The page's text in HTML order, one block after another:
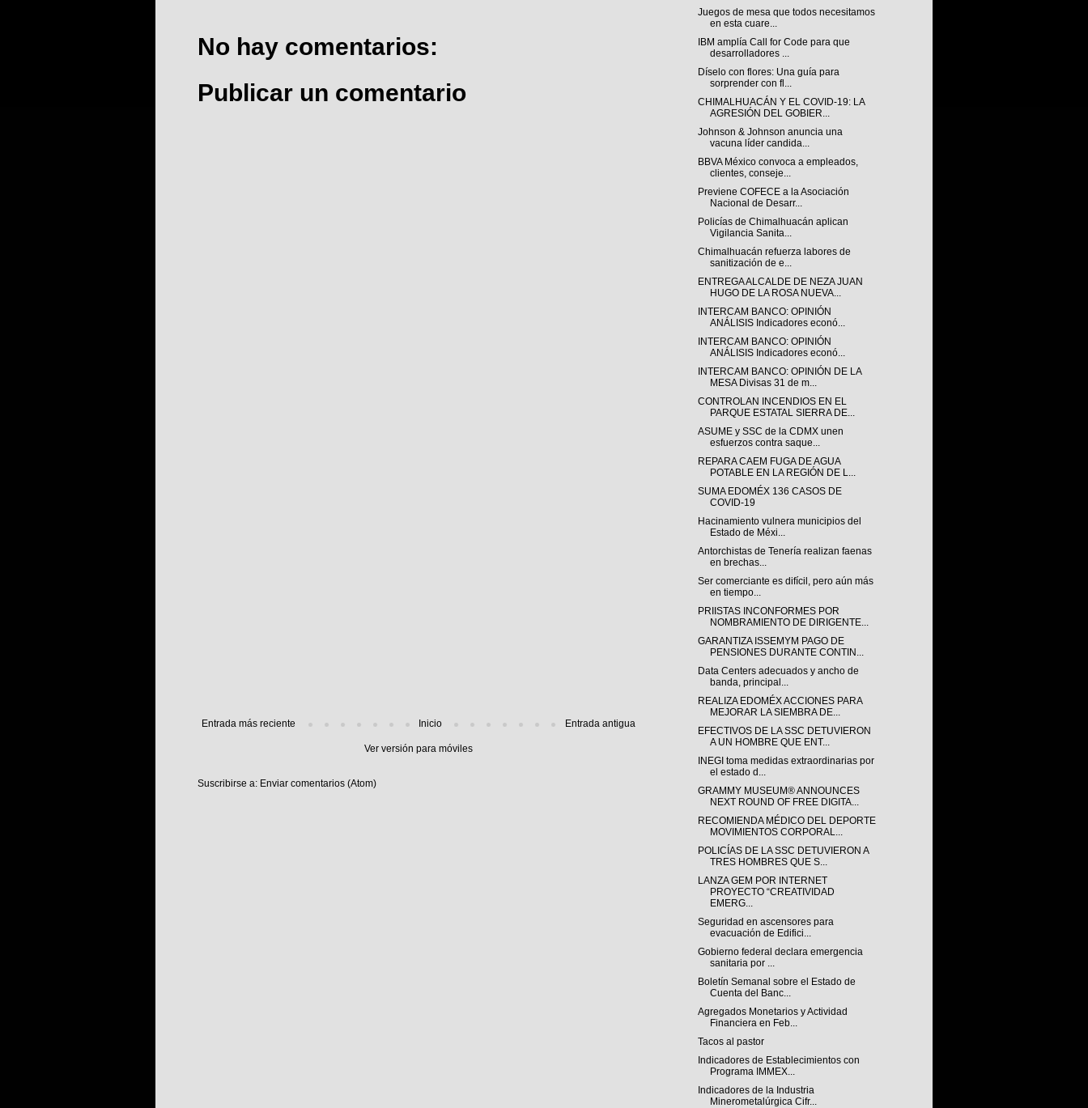
No hay comentarios:
Publicar un comentario
Entrada más reciente Entrada antigua
Inicio
Ver versión para móviles
Suscribirse a: Enviar comentarios (Atom)
Juegos de mesa que todos necesitamos
en esta cuare...
IBM amplía Call for Code para que
desarrolladores ...
Díselo con flores: Una guía para
sorprender con fl...
CHIMALHUACÁN Y EL COVID-19: LA
AGRESIÓN DEL GOBIER...
Johnson & Johnson anuncia una
vacuna líder candida...
BBVA México convoca a empleados,
clientes, conseje...
Previene COFECE a la Asociación
Nacional de Desarr...
Policías de Chimalhuacán aplican
Vigilancia Sanita...
Chimalhuacán refuerza labores de
sanitización de e...
ENTREGA ALCALDE DE NEZA JUAN
HUGO DE LA ROSA NUEVA...
INTERCAM BANCO: OPINIÓN
ANÁLISIS Indicadores econó...
INTERCAM BANCO: OPINIÓN
ANÁLISIS Indicadores econó...
INTERCAM BANCO: OPINIÓN DE LA
MESA Divisas 31 de m...
CONTROLAN INCENDIOS EN EL
PARQUE ESTATAL SIERRA DE...
ASUME y SSC de la CDMX unen
esfuerzos contra saque...
REPARA CAEM FUGA DE AGUA
POTABLE EN LA REGIÓN DE L...
SUMA EDOMÉX 136 CASOS DE
COVID-19
Hacinamiento vulnera municipios del
Estado de Méxi...
Antorchistas de Tenería realizan faenas
en brechas...
Ser comerciante es difícil, pero aún más
en tiempo...
PRIISTAS INCONFORMES POR
NOMBRAMIENTO DE DIRIGENTE...
GARANTIZA ISSEMYM PAGO DE
PENSIONES DURANTE CONTIN...
Data Centers adecuados y ancho de
banda, principal...
REALIZA EDOMÉX ACCIONES PARA
MEJORAR LA SIEMBRA DE...
EFECTIVOS DE LA SSC DETUVIERON
A UN HOMBRE QUE ENT...
INEGI toma medidas extraordinarias por
el estado d...
GRAMMY MUSEUM® ANNOUNCES
NEXT ROUND OF FREE DIGITA...
RECOMIENDA MÉDICO DEL DEPORTE
MOVIMIENTOS CORPORAL...
POLICÍAS DE LA SSC DETUVIERON A
TRES HOMBRES QUE S...
LANZA GEM POR INTERNET
PROYECTO “CREATIVIDAD
EMERG...
Seguridad en ascensores para
evacuación de Edifici...
Gobierno federal declara emergencia
sanitaria por ...
Boletín Semanal sobre el Estado de
Cuenta del Banc...
Agregados Monetarios y Actividad
Financiera en Feb...
Tacos al pastor
Indicadores de Establecimientos con
Programa IMMEX...
Indicadores de la Industria
Minerometalúrgica Cifr...